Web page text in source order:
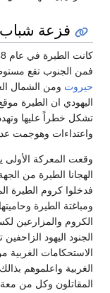
فزعة شباب
فمن الجنوب تقع
حيروت ومن الشمال
اليهودي ان الطيرة
تشكل خطراً عليها
واعتداءات وهوجمت
الهجانا الطيرة من
فدخلوا كروم الطيرة
ومباغتة الطيرة
الكروم والمزارعين
الجنود اليهود
الاستحكامات الغربية
الغربية واعلموهم
المقاتلون وكل من